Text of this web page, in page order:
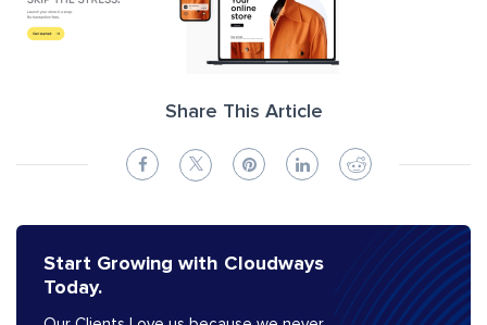
Share This Article
Start Growing with Cloudways
Today.